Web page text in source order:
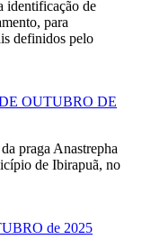
identificação de
para
definidos pelo
OUTUBRO DE
praga Anastrepha
de Ibirapuã, no
de 2025